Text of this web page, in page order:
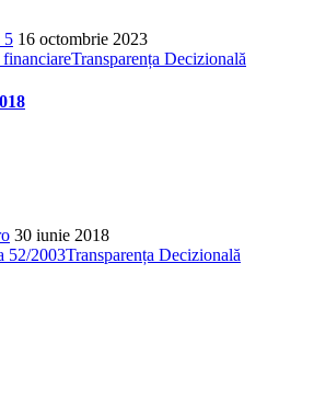
5 16 octombrie 2023
Transparența Decizională
30 iunie 2018
52/2003Transparența Decizională